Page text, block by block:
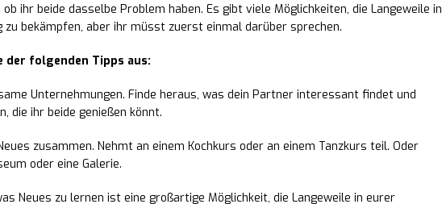
ihr beide dasselbe Problem haben. Es gibt viele Möglichkeiten, die Langeweile in
zu bekämpfen, aber ihr müsst zuerst einmal darüber sprechen.
der folgenden Tipps aus:
Unternehmungen. Finde heraus, was dein Partner interessant findet und
die ihr beide genießen könnt.
zusammen. Nehmt an einem Kochkurs oder an einem Tanzkurs teil. Oder
oder eine Galerie.
Neues zu lernen ist eine großartige Möglichkeit, die Langeweile in eurer